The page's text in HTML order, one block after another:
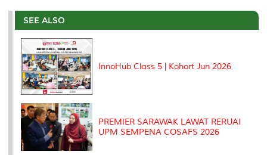
e
b
o
o
k
t
r
e
I
l
L
n
P
e
t
SEE ALSO
InnoHub Class 5 | Kohort Jun 2026
PREMIER SARAWAK LAWAT RERUAI
UPM SEMPENA COSAFS 2026